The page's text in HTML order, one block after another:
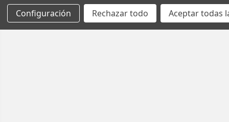
Configuración Rechazar todo Aceptar todas